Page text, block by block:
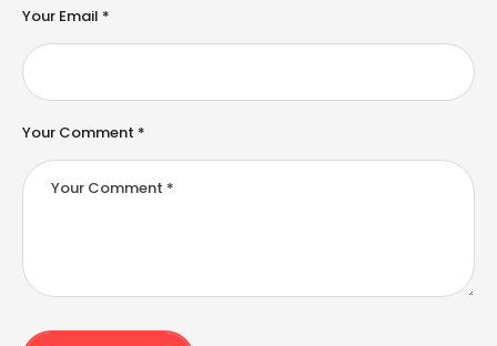
Your Comment *
Your Email *
e